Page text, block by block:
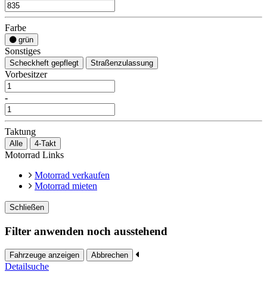
Farbe
grün
Sonstiges
Scheckheft gepflegt Straßenzulassung
Vorbesitzer
-
Taktung
Alle 4-Takt
Motorrad Links
Motorrad verkaufen
Motorrad mieten
Schließen
Filter anwenden noch ausstehend
Fahrzeuge anzeigen Abbrechen
Detailsuche